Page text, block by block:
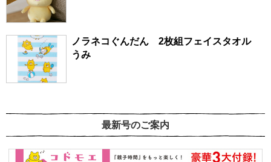
ノラネコぐんだん 2枚組フェイスタオル
うみ
最新号のご案内